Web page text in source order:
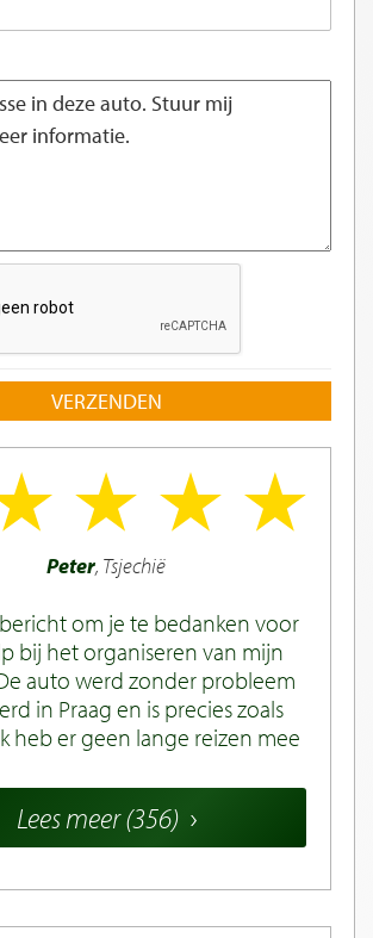
VERZENDEN
Peter, Tsjechië
om je te bedanken voor
bij het organiseren van mijn
auto werd zonder probleem
in Praag en is precies zoals
heb er geen lange reizen mee
Lees meer (356)